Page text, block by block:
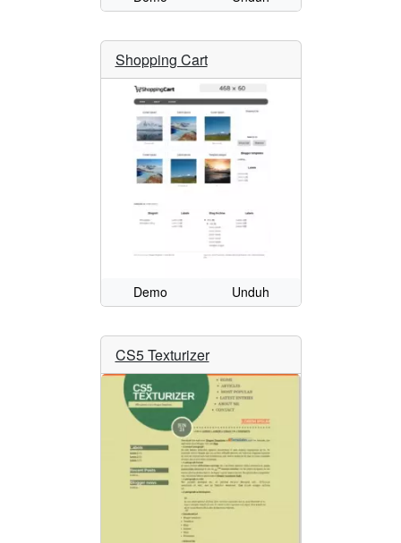
Shopping Cart
Demo Unduh
CS5 Texturizer